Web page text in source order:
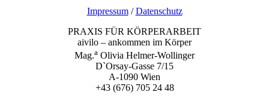
Impressum/Datenschutz
PRAXIS FÜR KÖRPERARBEIT
aivilo – ankommen im Körper
Mag.a Olivia Helmer-Wollinger
D`Orsay-Gasse 7/15
A-1090 Wien
+43 (676) 705 24 48